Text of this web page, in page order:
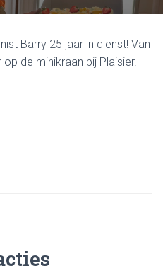
Barry 25 jaar in dienst! Van
de minikraan bij Plaisier.